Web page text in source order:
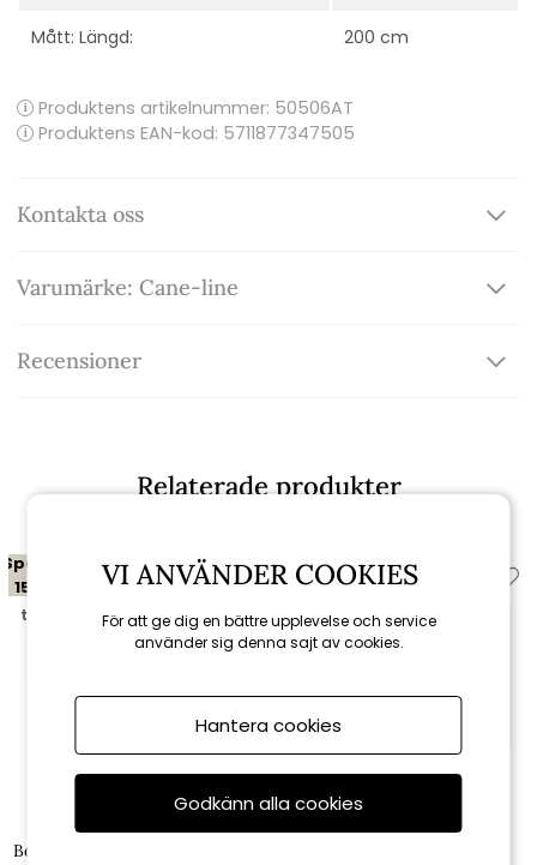
Mått: Längd: 200 cm
Produktens artikelnummer: 50506AT
Produktens EAN-kod: 5711877347505
Kontakta oss
Varumärke: Cane-line
Recensioner
Relaterade produkter
Spara
15%
till 16/8
Bordsskiva 200x100 cm - multi
Spara
15%
till 16/8
VI ANVÄNDER COOKIES
För att ge dig en bättre upplevelse och service
använder sig denna sajt av cookies.
Hantera cookies
Godkänn alla cookies